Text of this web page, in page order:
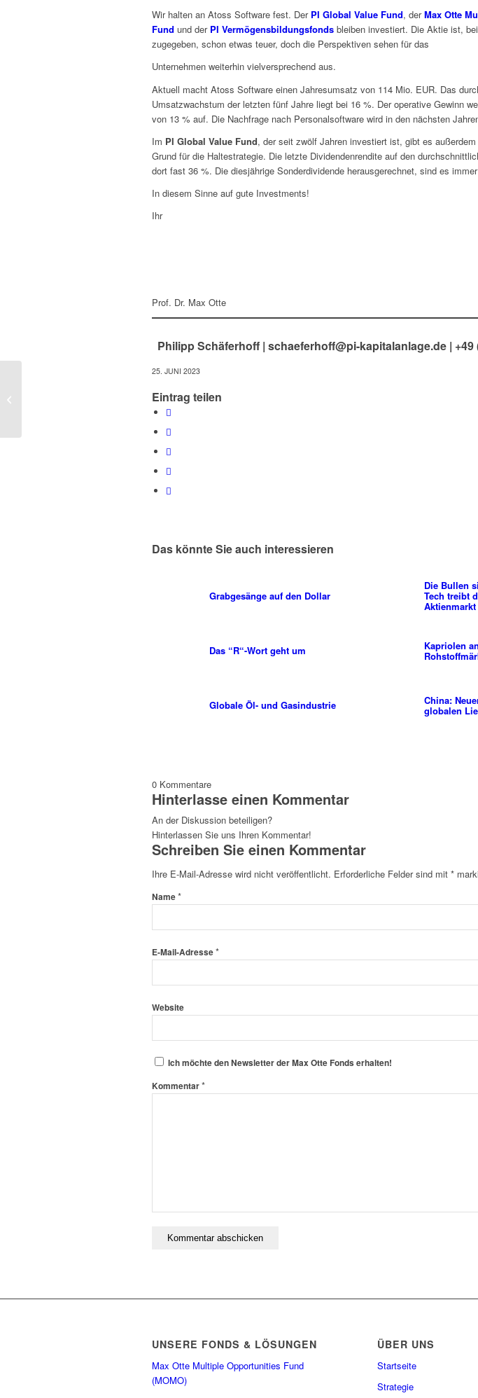
Wir halten an Atoss Software fest. Der PI Global Value Fund, derMax Otte
Fund und der PI Vermögensbildungsfonds bleiben investiert. Die Aktie ist,
zugegeben, schon etwas teuer, doch die Perspektiven sehen für das
Unternehmen weiterhin vielversprechend aus.
Aktuell macht Atoss Software einen Jahresumsatz von 114 Mio. EUR. Das
Umsatzwachstum der letzten fünf Jahre liegt bei 16 %. Der operative Gewinn
von 13 % auf. Die Nachfrage nach Personalsoftware wird in den nächsten
Im PI Global Value Fund, der seit zwölf Jahren investiert ist, gibt es
Grund für die Haltestrategie. Die letzte Dividendenrendite auf den
dort fast 36 %. Die diesjährige Sonderdividende herausgerechnet, sind es
In diesem Sinne auf gute Investments!
Ihr
Prof. Dr. Max Otte
Philipp Schäferhoff | schaeferhoff@pi-kapitalanlage.de| +49
25. JUNI 2023
Eintrag teilen
Das könnte Sie auch interessieren
Grabgesänge auf den Dollar
Die Bullen
Tech treibt
Aktienmarkt
Das “R“-Wort geht um Kapriolen
Globale Öl- und Gasindustrie China:
globalen
0 Kommentare
Hinterlasse einen Kommentar
An der Diskussion beteiligen?
Hinterlassen Sie uns Ihren Kommentar!
Schreiben Sie einen Kommentar
Ihre E-Mail-Adresse wird nicht veröffentlicht. Erforderliche Felder sind mit *
Name*
E-Mail-Adresse*
Website
Ich möchte den Newsletter der Max Otte Fonds erhalten!
Kommentar*
UNSERE FONDS & LÖSUNGEN
Max Otte Multiple Opportunities Fund
(MOMO)
ÜBER UNS
Startseite
Strategie